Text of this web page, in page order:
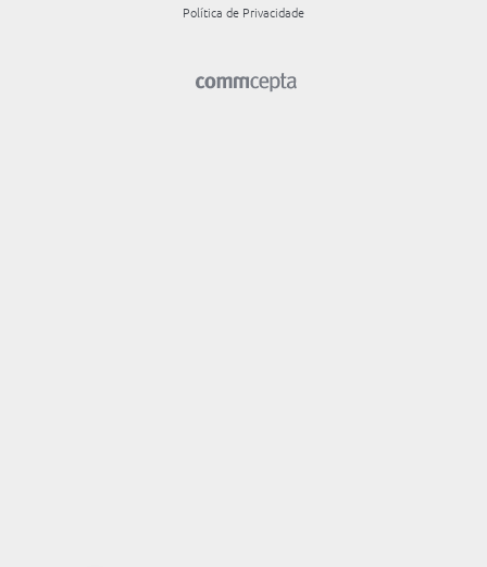
Política de Privacidade